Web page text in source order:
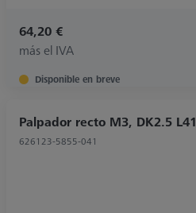
64,20 €
más el IVA
Disponible en breve
Palpador recto M3, DK2.5 L41
626123-5855-041